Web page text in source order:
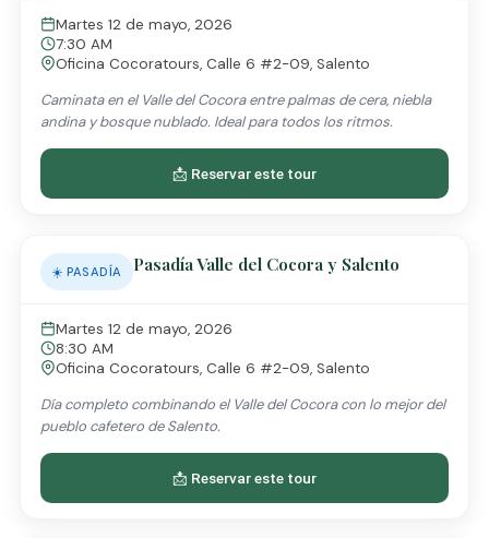
Martes 12 de mayo, 2026
7:30 AM
Oficina Cocoratours, Calle 6 #2-09, Salento
Caminata en el Valle del Cocora entre palmas de cera, niebla
andina y bosque nublado. Ideal para todos los ritmos.
📩 Reservar este tour
☀️ PASADÍA Pasadía Valle del Cocora y Salento
Martes 12 de mayo, 2026
8:30 AM
Oficina Cocoratours, Calle 6 #2-09, Salento
Día completo combinando el Valle del Cocora con lo mejor del
pueblo cafetero de Salento.
📩 Reservar este tour